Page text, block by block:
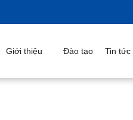
Giới thiệu Đào tạo Tin tức